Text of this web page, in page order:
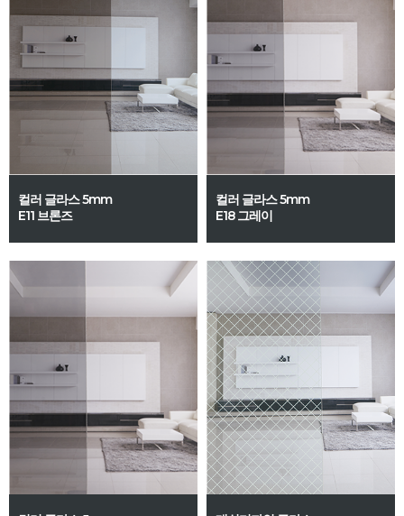
컬러 글라스 5mm
E11 브론즈
컬러 글라스 5mm
E18 그레이